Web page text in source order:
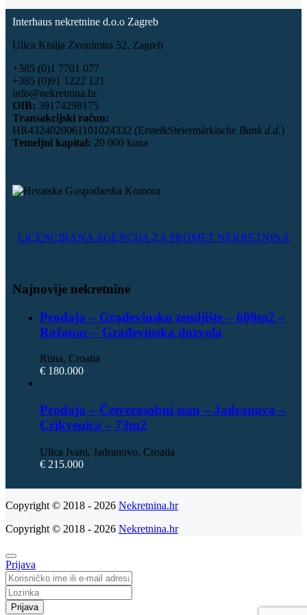
Interhaus nekretnine d.o.o Zagreb
Ulica Kralja Zvonimira 52, Zagreb
+385 (0)1 7701 077
+385 (0)91 1222 121
info@nekretnina.hr
OIB: 39174298175
Transakcijski račun:
HR4324020061101024332 (Erste&Steiermärkische Bank d.d.)
Temeljni kapital: 20 000 kuna
LICENCIRANA AGENCIJA ZA PROMET NEKRETNINA
Najnovije nekretnine
Prodaja – Građevinsko zemljište – 600m2 –
Ražanac – Građevinska dozvola
Rtina, Croatia
€ 180.000
Prodaja – Četverosobni stan – Jadranovo –
Crikvenica – 73m2
Ulica Ivani, Jadranovo, Croatia
€ 215.000
Copyright © 2018 - 2026 Nekretnina.hr
Copyright © 2018 - 2026 Nekretnina.hr
Prijava
Prijava